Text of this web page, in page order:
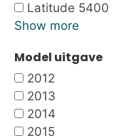
Latitude 5400
Show more
Model uitgave
2012
2013
2014
2015